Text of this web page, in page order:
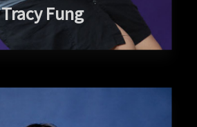
Tracy Fung